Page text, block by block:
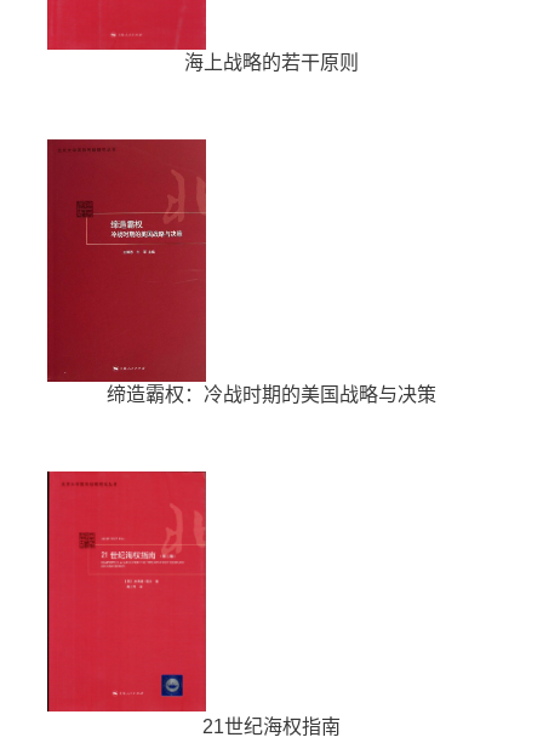
海上战略的若干原则
缔造霸权：冷战时期的美国战略与决策
21世纪海权指南